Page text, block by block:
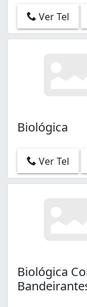
Ver Tel
Biológica
Ver Tel
Biológica